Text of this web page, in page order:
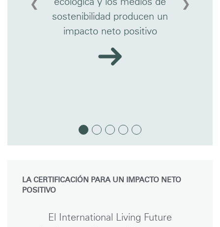
ecológica y los medios de
sostenibilidad producen un
impacto neto positivo
❮ ❯
LA CERTIFICACIÓN PARA UN IMPACTO NETO
POSITIVO
El International Living Future